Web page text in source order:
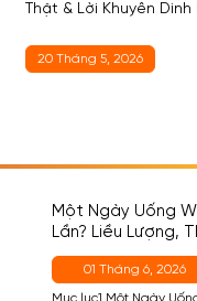
Thật & Lời Khuyên Dinh
20 Tháng 5, 2026
Một Ngày Uống
Lần? Liều Lượng,
Cách Chọn Đúng
Mới
01 Tháng 6, 2026